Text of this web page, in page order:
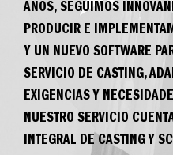
AÑOS, SEGUIMOS
PRODUCIR E
Y UN NUEVO SOFTWARE
SERVICIO DE CASTING,
EXIGENCIAS Y
NUESTRO SERVICIO
INTEGRAL DE CASTING Y